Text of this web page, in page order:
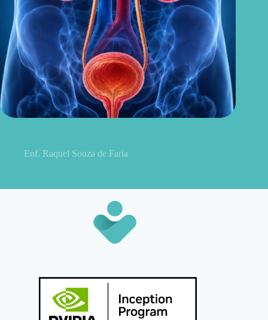
Enf. Raquel Souza de Faria